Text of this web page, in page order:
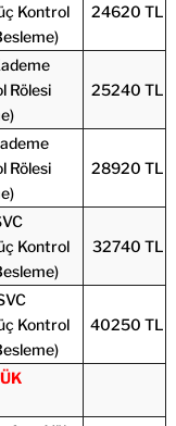
Kontrol
24620 TL
Rölesi
25240 TL
Rölesi
28920 TL
Kontrol
32740 TL
Kontrol
40250 TL